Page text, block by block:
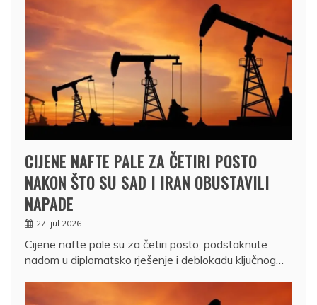
CIJENE NAFTE PALE ZA ČETIRI POSTO
NAKON ŠTO SU SAD I IRAN OBUSTAVILI
NAPADE
27. jul 2026.
Cijene nafte pale su za četiri posto, podstaknute
nadom u diplomatsko rješenje i deblokadu ključnog…